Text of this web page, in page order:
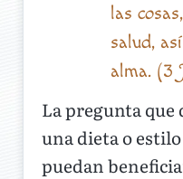
las
salud,
alma. (3
La pregunta que
una dieta o
puedan